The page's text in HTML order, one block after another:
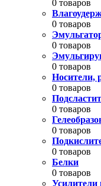
0 товаров
0 товаров
0 товаров
0 товаров
Носители,
0 товаров
0 товаров
0 товаров
0 товаров
Белки
0 товаров
Усилители